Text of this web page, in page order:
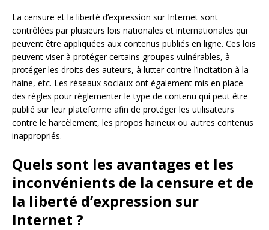
La censure et la liberté d’expression sur Internet sont
contrôlées par plusieurs lois nationales et internationales qui
peuvent être appliquées aux contenus publiés en ligne. Ces lois
peuvent viser à protéger certains groupes vulnérables, à
protéger les droits des auteurs, à lutter contre l’incitation à la
haine, etc. Les réseaux sociaux ont également mis en place
des règles pour réglementer le type de contenu qui peut être
publié sur leur plateforme afin de protéger les utilisateurs
contre le harcèlement, les propos haineux ou autres contenus
inappropriés.
Quels sont les avantages et les
inconvénients de la censure et de
la liberté d’expression sur
Internet ?